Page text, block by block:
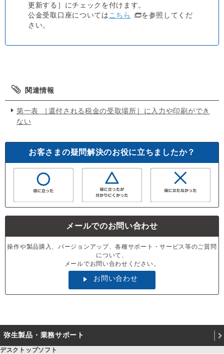
更新する］にチェックを付けます。
公金受取口座については こちら
を参照してくだ
さい。
関連情報
第一表 ［還付される税金の受取場所］に入力や印刷ができ
ない
お客さまの疑問解決のお役に立ちましたか？
メールでのお問い合わせ
操作や製品購入、バージョンアップ、各種サポート・サービス等のご質問
について、
メールでお問い合わせください。
お問い合わせ
弥生製品・業務サポート
デスクトップソフト